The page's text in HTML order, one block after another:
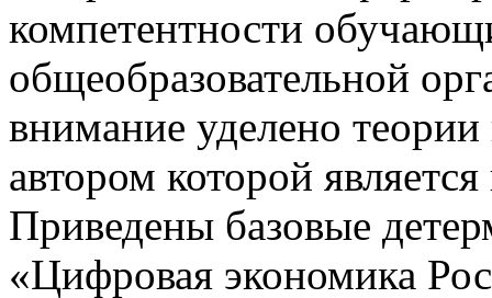
компетентности
общеобразовательной
внимание уделено
автором которой
Приведены базовые
«Цифровая экономика